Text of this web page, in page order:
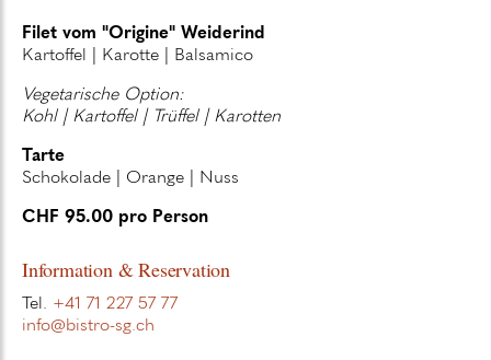
Filet vom "Origine" Weiderind
Kartoffel | Karotte | Balsamico
Vegetarische Option:
Kohl | Kartoffel | Trüffel | Karotten
Tarte
Schokolade | Orange | Nuss
CHF 95.00 pro Person
Information & Reservation
Tel. +41 71 227 57 77
info@bistro-sg.ch